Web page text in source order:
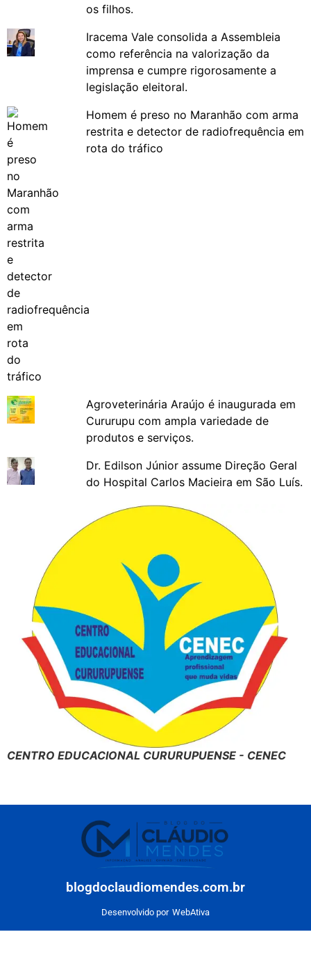
os filhos.
Iracema Vale consolida a Assembleia
como referência na valorização da
imprensa e cumpre rigorosamente a
legislação eleitoral.
Homem é preso no Maranhão com arma
restrita e detector de radiofrequência em
rota do tráfico
Agroveterinária Araújo é inaugurada em
Cururupu com ampla variedade de
produtos e serviços.
Dr. Edilson Júnior assume Direção Geral
do Hospital Carlos Macieira em São Luís.
CENTRO EDUCACIONAL CURURUPUENSE - CENEC
blogdoclaudiomendes.com.br
Desenvolvido por WebAtiva